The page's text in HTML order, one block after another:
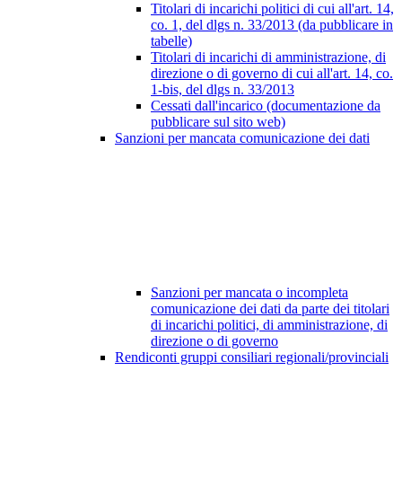
Titolari di incarichi politici di cui all'art. 14,
co. 1, del dlgs n. 33/2013 (da pubblicare in
tabelle)
Titolari di incarichi di amministrazione, di
direzione o di governo di cui all'art. 14, co.
1-bis, del dlgs n. 33/2013
Cessati dall'incarico (documentazione da
pubblicare sul sito web)
Sanzioni per mancata comunicazione dei dati
Sanzioni per mancata o incompleta
comunicazione dei dati da parte dei titolari
di incarichi politici, di amministrazione, di
direzione o di governo
Rendiconti gruppi consiliari regionali/provinciali